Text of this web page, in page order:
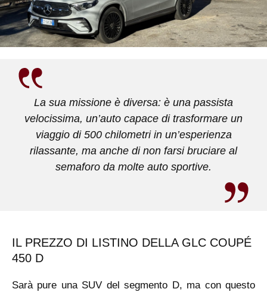
La sua missione è diversa: è una passista
velocissima, un’auto capace di trasformare un
viaggio di 500 chilometri in un’esperienza
rilassante, ma anche di non farsi bruciare al
semaforo da molte auto sportive.
IL PREZZO DI LISTINO DELLA GLC COUPÉ
450 D
Sarà pure una SUV del segmento D, ma con questo